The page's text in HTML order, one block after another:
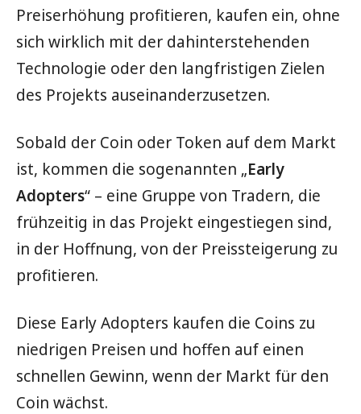
Preiserhöhung profitieren, kaufen ein, ohne
sich wirklich mit der dahinterstehenden
Technologie oder den langfristigen Zielen
des Projekts auseinanderzusetzen.
Sobald der Coin oder Token auf dem Markt
ist, kommen die sogenannten „Early
Adopters“ – eine Gruppe von Tradern, die
frühzeitig in das Projekt eingestiegen sind,
in der Hoffnung, von der Preissteigerung zu
profitieren.
Diese Early Adopters kaufen die Coins zu
niedrigen Preisen und hoffen auf einen
schnellen Gewinn, wenn der Markt für den
Coin wächst.